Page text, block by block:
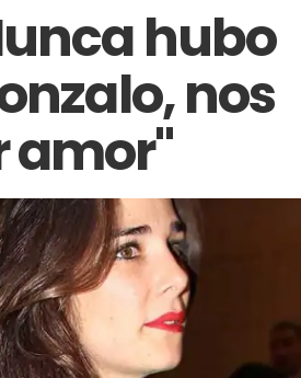
hubo
nos
amor"